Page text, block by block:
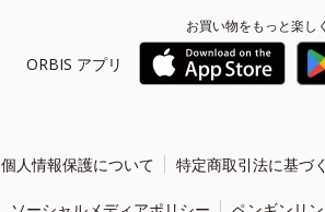
ORBIS アプリ
お買い物をもっと楽し
個人情報保護について 特定商取引法に基づ